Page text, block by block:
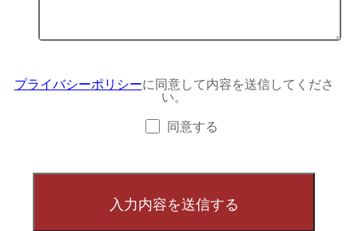
プライバシーポリシーに同意して内容を送信してくださ
い。
同意する